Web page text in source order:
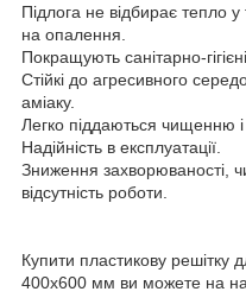
Підлога не відбирає тепло
на опалення.
Покращують санітарно-
Стійкі до агресивного
аміаку.
Легко піддаються чищенню і
Надійність в експлуатації.
Зниження захворюваності,
відсутність роботи.
Купити пластикову решітку
400х600 мм ви можете на